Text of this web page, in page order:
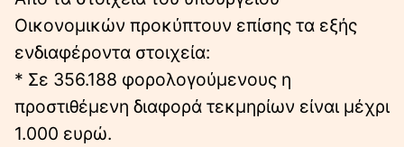
Οικονομικών προκύπτουν επίσης τα εξής
ενδιαφέροντα στοιχεία:
* Σε 356.188 φορολογούμενους η
προστιθέμενη διαφορά τεκμηρίων είναι μέχρι
1.000 ευρώ.